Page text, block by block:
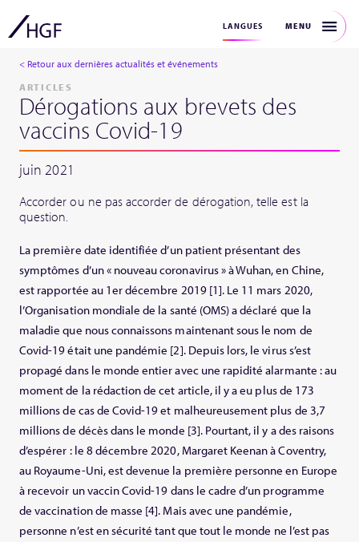
LANGUES MENU
< Retour aux dernières actualités et événements
ARTICLES
Dérogations aux brevets des
vaccins Covid-19
juin 2021
Accorder ou ne pas accorder de dérogation, telle est la
question.
La première date identifiée d’un patient présentant des
symptômes d’un « nouveau coronavirus » à Wuhan, en Chine,
est rapportée au 1er décembre 2019 [1]. Le 11 mars 2020,
l’Organisation mondiale de la santé (OMS) a déclaré que la
maladie que nous connaissons maintenant sous le nom de
Covid-19 était une pandémie [2]. Depuis lors, le virus s’est
propagé dans le monde entier avec une rapidité alarmante : au
moment de la rédaction de cet article, il y a eu plus de 173
millions de cas de Covid-19 et malheureusement plus de 3,7
millions de décès dans le monde [3]. Pourtant, il y a des raisons
d’espérer : le 8 décembre 2020, Margaret Keenan à Coventry,
au Royaume-Uni, est devenue la première personne en Europe
à recevoir un vaccin Covid-19 dans le cadre d’un programme
de vaccination de masse [4]. Mais avec une pandémie,
personne n’est en sécurité tant que tout le monde ne l’est pas